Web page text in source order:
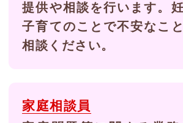
提供や相談を行います。
子育てのことで不安なこ
相談ください。
家庭相談員